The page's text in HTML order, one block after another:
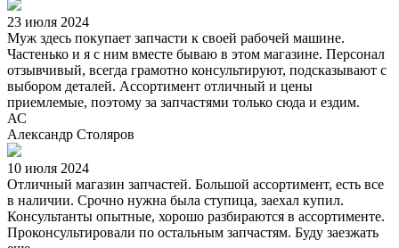
23 июля 2024
Муж здесь покупает запчасти к своей рабочей машине.
Частенько и я с ним вместе бываю в этом магазине. Персонал
отзывчивый, всегда грамотно консультируют, подсказывают с
выбором деталей. Ассортимент отличный и цены
приемлемые, поэтому за запчастями только сюда и ездим.
АС
Александр Столяров
10 июля 2024
Отличный магазин запчастей. Большой ассортимент, есть все
в наличии. Срочно нужна была ступица, заехал купил.
Консультанты опытные, хорошо разбираются в ассортименте.
Проконсультировали по остальным запчастям. Буду заезжать